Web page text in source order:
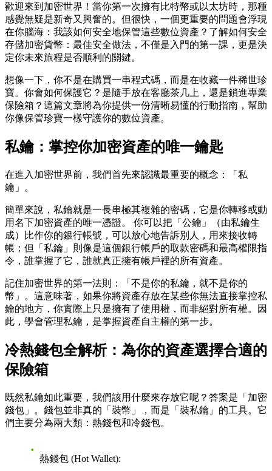
歡迎來到加密世界！當你第一次擁有比特幣或以太坊時，那種
感覺無疑是新奇又興奮的。但很快，一個更重要的問題會浮現
在你腦海：我該如何安全地保管這些數位資產？了解如何安全
存儲加密貨幣：最佳安全做法 ，不僅是入門的第一課，更是決
定你未來旅程是否順利的關鍵。
想像一下，你不是在購買一串程式碼，而是在收藏一件稀世珍
寶。你會如何保護它？是隨手放在客廳茶几上，還是鎖進專業
保險箱？這篇文章將為你提供一份清晰易懂的行動指南，幫助
你像保管珍寶一樣守護你的數位資產。
私鑰：掌控你加密資產的唯一鑰匙
在進入加密世界前，我們首先來認識最重要的概念：「私
鑰」。
簡單來說，私鑰就是一長串極其複雜的密碼，它是你轉移或動
用名下加密資產的唯一憑證。 你可以把「公鑰」（由私鑰生
成）比作你的銀行帳號，可以放心地告訴別人，用來接收轉
帳；但「私鑰」則像是這個銀行帳戶的取款密碼和最高權限指
令，誰掌握了它，誰就真正擁有帳戶裡的所有資產。
記住加密世界的第一法則：「不是你的私鑰，就不是你的
幣」。這意味著，如果你將資產存放在某些你無法直接掌控私
鑰的地方，你實際上只是擁有了使用權，而非絕對所有權。因
此，學會管理私鑰，是掌握資產自主權的第一步。
冷熱錢包全解析：為你的資產選擇合適的
保險箱
既然私鑰如此重要，我們該用什麼來存放它呢？答案是「加密
錢包」。錢包並非真的「裝幣」，而是「裝私鑰」的工具。它
們主要分為兩大類：熱錢包和冷錢包。
熱錢包 (Hot Wallet):